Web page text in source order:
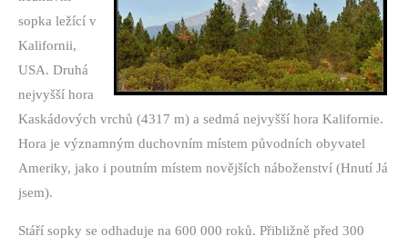
sopka ležící v
Kalifornii,
USA. Druhá
nejvyšší hora
Kaskádových vrchů (4317 m) a sedmá nejvyšší hora Kalifornie.
Hora je významným duchovním místem původních obyvatel
Ameriky, jako i poutním místem novějších náboženství (Hnutí Já
jsem).
Stáří sopky se odhaduje na 600 000 roků. Přibližně před 300